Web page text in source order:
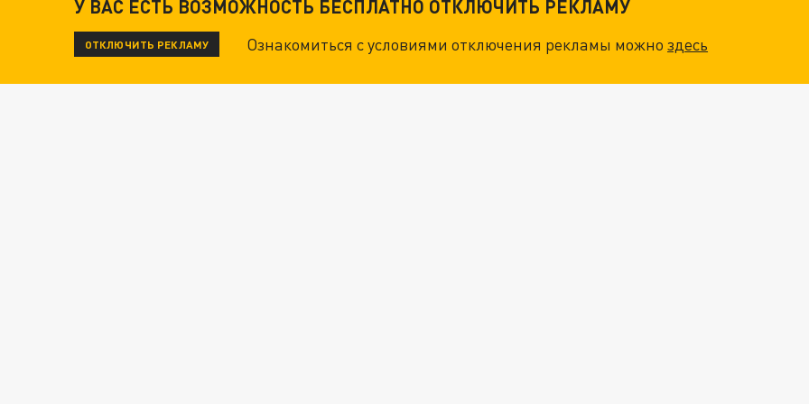
"КРОТАМИ" БЫЛИ ВСЕ? ТЕРАКТ В ЦЕНТРЕ МОСКВЫ: НА ГЕНЕРАЛОВ ОХОТЯТСЯ "ЖИВЫЕ ДРОНЫ"
У ВАС ЕСТЬ ВОЗМОЖНОСТЬ БЕСПЛАТНО ОТКЛЮЧИТЬ РЕКЛАМУ
ОТКЛЮЧИТЬ РЕКЛАМУ Ознакомиться с условиями отключения рекламы можноздесь